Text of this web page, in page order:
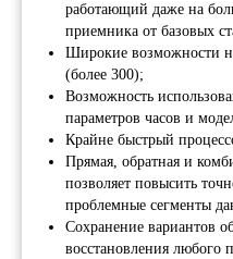
работающий даже на
приемника от базовых
Широкие возможности
(более 300);
Возможность
параметров часов и
Крайне быстрый
Прямая, обратная и
позволяет повысить
проблемные сегменты
Сохранение вариантов
восстановления любого